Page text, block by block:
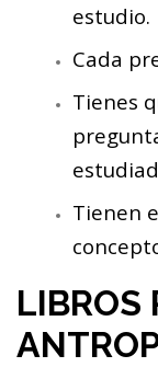
estudio.
Cada
Tienes
Tienen
LIBROS